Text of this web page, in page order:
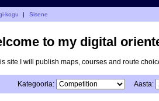
kogu | Sisene
to my digital
site I will publish maps, courses and route
Kategooria: Aasta: